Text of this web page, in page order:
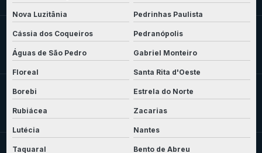
Nova Luzitânia Pedrinhas Paulista
Cássia dos Coqueiros Pedranópolis
Águas de São Pedro Gabriel Monteiro
Floreal Santa Rita d'Oeste
Borebi Estrela do Norte
Rubiácea Zacarias
Lutécia Nantes
Taquaral Bento de Abreu